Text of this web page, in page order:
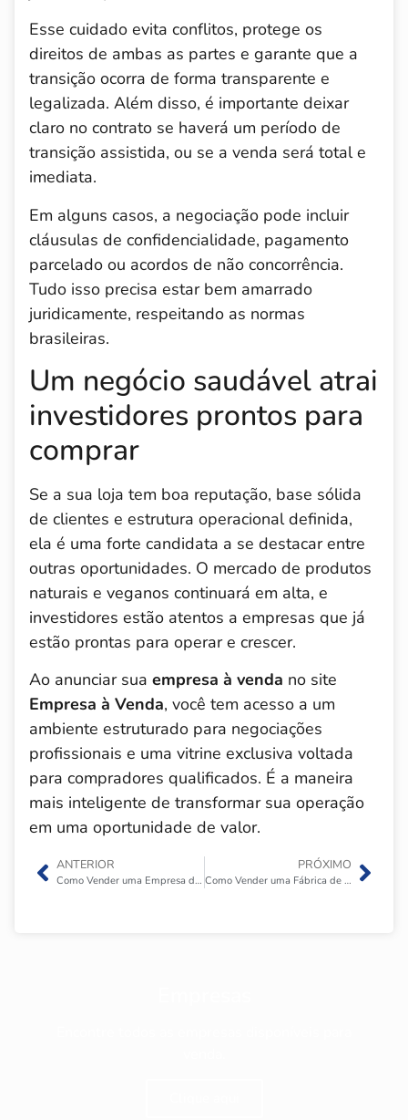
Esse cuidado evita conflitos, protege os
direitos de ambas as partes e garante que a
transição ocorra de forma transparente e
legalizada. Além disso, é importante deixar
claro no contrato se haverá um período de
transição assistida, ou se a venda será total e
imediata.
Em alguns casos, a negociação pode incluir
cláusulas de confidencialidade, pagamento
parcelado ou acordos de não concorrência.
Tudo isso precisa estar bem amarrado
juridicamente, respeitando as normas
brasileiras.
Um negócio saudável atrai
investidores prontos para
comprar
Se a sua loja tem boa reputação, base sólida
de clientes e estrutura operacional definida,
ela é uma forte candidata a se destacar entre
outras oportunidades. O mercado de produtos
naturais e veganos continuará em alta, e
investidores estão atentos a empresas que já
estão prontas para operar e crescer.
Ao anunciar sua empresa à venda no site
Empresa à Venda, você tem acesso a um
ambiente estruturado para negociações
profissionais e uma vitrine exclusiva voltada
para compradores qualificados. É a maneira
mais inteligente de transformar sua operação
em uma oportunidade de valor.
ANTERIOR
Como Vender uma Empresa de Design e Desenvolvimento Web?
PRÓXIMO
Como Vender uma Fábrica de Móveis Planejados?